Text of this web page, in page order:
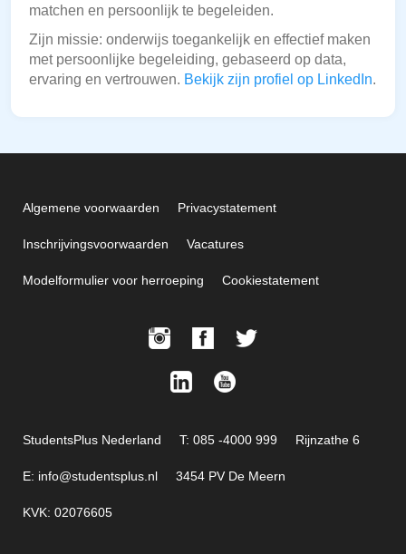
matchen en persoonlijk te begeleiden.
Zijn missie: onderwijs toegankelijk en effectief maken
met persoonlijke begeleiding, gebaseerd op data,
ervaring en vertrouwen. Bekijk zijn profiel op LinkedIn.
Algemene voorwaarden Privacystatement
Inschrijvingsvoorwaarden Vacatures
Modelformulier voor herroeping Cookiestatement
StudentsPlus Nederland T: 085 -4000 999 Rijnzathe 6
E: info@studentsplus.nl 3454 PV De Meern
KVK: 02076605